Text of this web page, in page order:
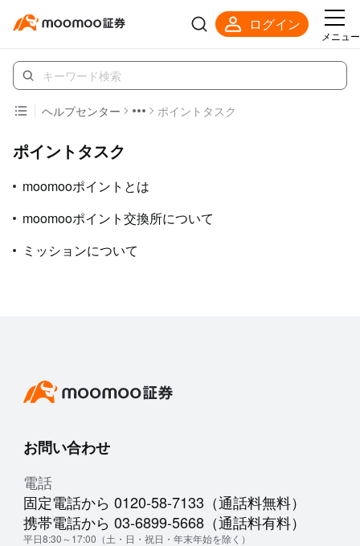
ログイン
メニュー
ヘルプセンター ポイントタスク
ポイントタスク
moomooポイントとは
moomooポイント交換所について
ミッションについて
お問い合わせ
電話
固定電話から 0120-58-7133（通話料無料）
携帯電話から 03-6899-5668（通話料有料）
平日8:30～17:00（土・日・祝日・年末年始を除く）